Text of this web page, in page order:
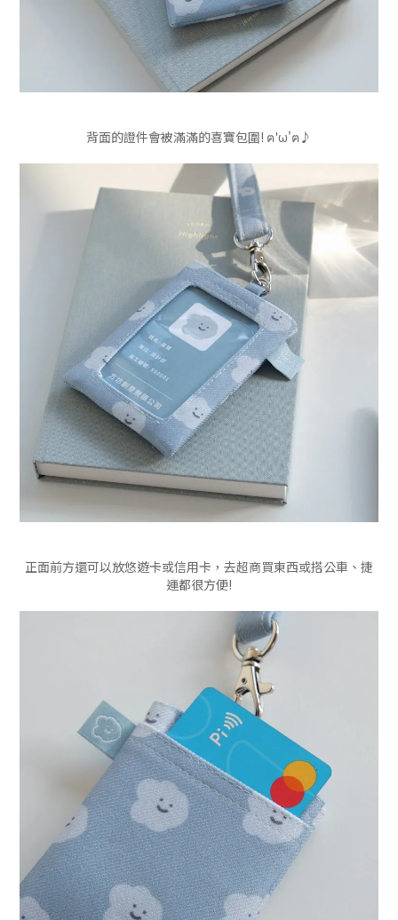
背面的證件會被滿滿的喜寶包圍! ฅ'ω'ฅ♪
正面前方還可以放悠遊卡或信用卡，去超商買東西或搭公車、捷
運都很方便!